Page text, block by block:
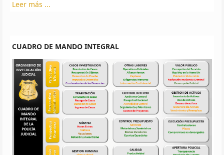
Leer más ...
CUADRO DE MANDO INTEGRAL